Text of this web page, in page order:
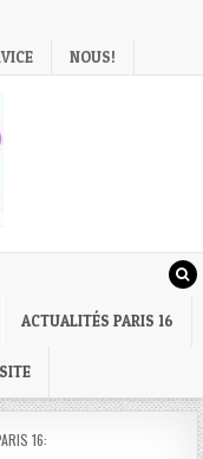
NOUS!
ACTUALITÉS PARIS 16
16: